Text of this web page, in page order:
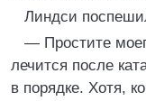
Линдси
— Простите
лечится после
в порядке. Хотя,